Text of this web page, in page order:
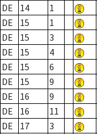
DE
14 1
DE
15 1
DE
15 3
DE
15 4
DE
15 6
DE
15 9
DE
16 9
DE
16 11
DE
17 3